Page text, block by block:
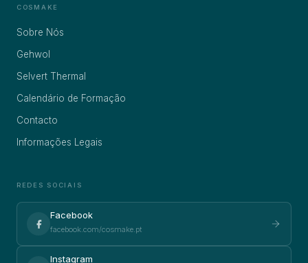
COSMAKE
Sobre Nós
Gehwol
Selvert Thermal
Calendário de Formação
Contacto
Informações Legais
REDES SOCIAIS
Facebook
facebook.com/cosmake.pt
Instagram